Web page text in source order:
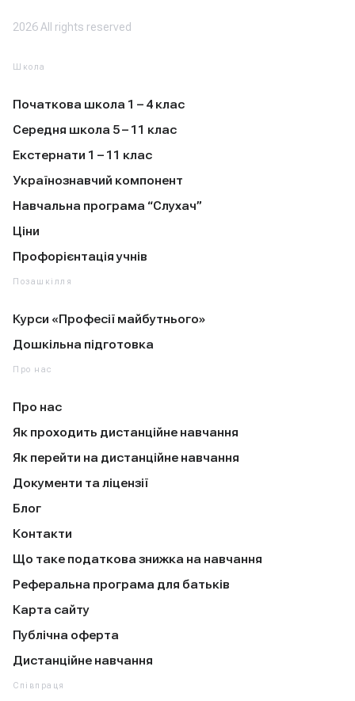
2026 All rights reserved
Школа
Початкова школа 1 – 4 клас
Середня школа 5 – 11 клас
Екстернати 1 – 11 клас
Українознавчий компонент
Навчальна програма “Слухач”
Ціни
Профорієнтація учнів
Позашкілля
Курси «Професії майбутнього»
Дошкільна підготовка
Про нас
Про нас
Як проходить дистанційне навчання
Як перейти на дистанційне навчання
Документи та ліцензії
Блог
Контакти
Що таке податкова знижка на навчання
Реферальна програма для батьків
Карта сайту
Публічна оферта
Дистанційне навчання
Співпраця